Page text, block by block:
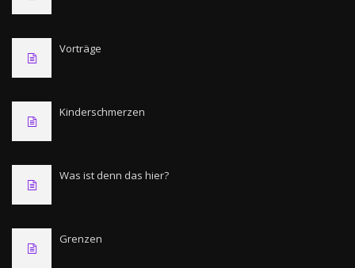
Vorträge
Kinderschmerzen
Was ist denn das hier?
Grenzen